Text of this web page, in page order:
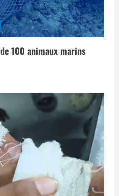
100 animaux marins